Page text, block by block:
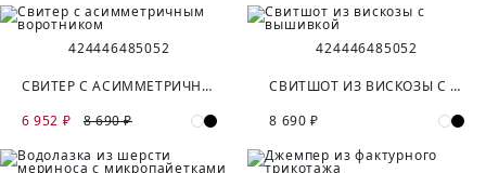
424446485052
СВИТЕР С АСИММЕТРИЧНЫМ ВОРОТНИКОМ
6 952 ₽
8 690 ₽
424446485052
СВИТШОТ ИЗ ВИСКОЗЫ С ВЫШИВКОЙ
8 690 ₽